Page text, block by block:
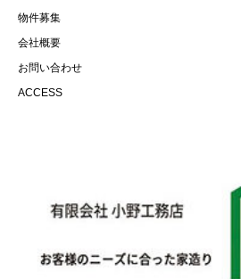
物件募集
会社概要
お問い合わせ
ACCESS